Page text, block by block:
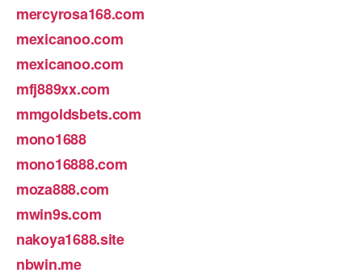
mercyrosa168.com
mexicanoo.com
mexicanoo.com
mfj889xx.com
mmgoldsbets.com
mono1688
mono16888.com
moza888.com
mwin9s.com
nakoya1688.site
nbwin.me